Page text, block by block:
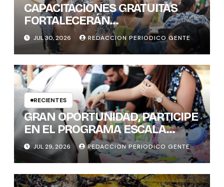
CAPACITACIONES GRATUITAS
FORTALECERÁN
CONOCIMIENTOS Y
HABILIDADES BLANDAS DE LAS
MUJERES POLÍTICAS
JUL 30, 2026 REDACCION PERIODICO GENTE
RECIENTES
GRAN OPORTUNIDAD, PARTICIPE
EN EL PROGRAMA ESCALA
PYME SOSTENIBLE
JUL 29, 2026 REDACCION PERIODICO GENTE